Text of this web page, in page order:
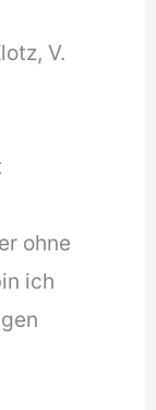
V.
ohne
ich